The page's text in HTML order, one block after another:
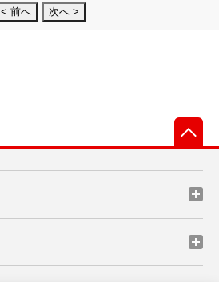
< 前へ 次へ >